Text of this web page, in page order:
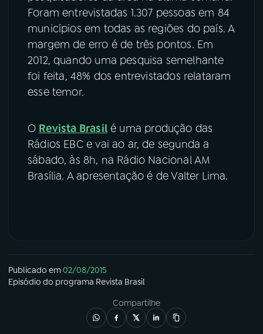
Foram entrevistadas 1.307 pessoas em 84
municípios em todas as regiões do país. A
margem de erro é de três pontos. Em
2012, quando uma pesquisa semelhante
foi feita, 48% dos entrevistados relataram
esse temor.
O Revista Brasilé uma produção das
Rádios EBC e vai ao ar, de segunda a
sábado, às 8h, na Rádio Nacional AM
Brasília. A apresentação é de Valter Lima.
Publicado em02/08/2015
Episódio do programa Revista Brasil
Compartilhe